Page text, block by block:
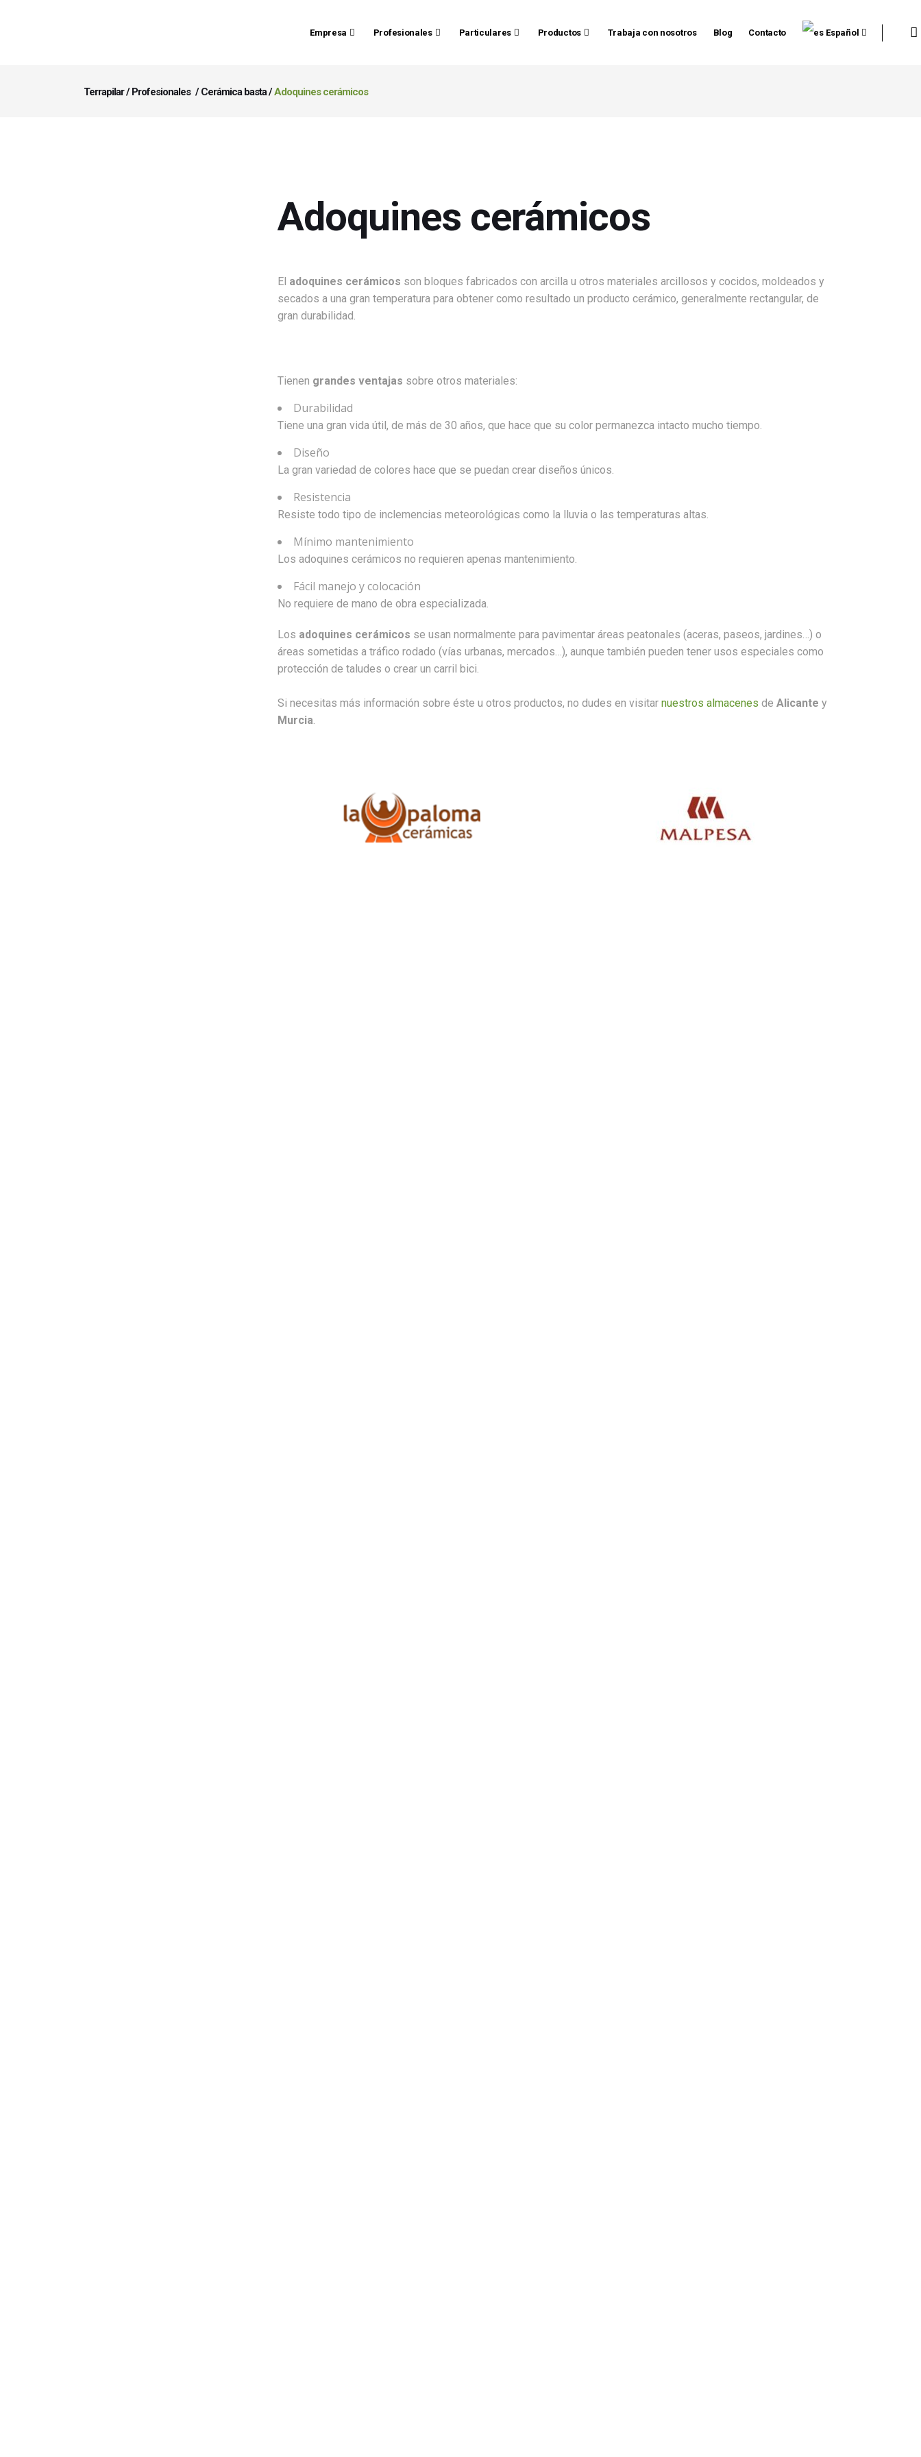
Empresa Profesionales Particulares Productos Trabaja con nosotros Blog Contacto Español
Terrapilar/Profesionales /Cerámica basta/Adoquines cerámicos
Adoquines cerámicos
El adoquines cerámicos son bloques fabricados con arcilla u otros materiales arcillosos y cocidos, moldeados y
secados a una gran temperatura para obtener como resultado un producto cerámico, generalmente rectangular, de
gran durabilidad.
Tienen grandes ventajas sobre otros materiales:
Durabilidad
Tiene una gran vida útil, de más de 30 años, que hace que su color permanezca intacto mucho tiempo.
Diseño
La gran variedad de colores hace que se puedan crear diseños únicos.
Resistencia
Resiste todo tipo de inclemencias meteorológicas como la lluvia o las temperaturas altas.
Mínimo mantenimiento
Los adoquines cerámicos no requieren apenas mantenimiento.
Fácil manejo y colocación
No requiere de mano de obra especializada.
Los adoquines cerámicos se usan normalmente para pavimentar áreas peatonales (aceras, paseos, jardines…) o
áreas sometidas a tráfico rodado (vías urbanas, mercados…), aunque también pueden tener usos especiales como
protección de taludes o crear un carril bici.
Si necesitas más información sobre éste u otros productos, no dudes en visitar nuestros almacenes de Alicante y
Murcia.